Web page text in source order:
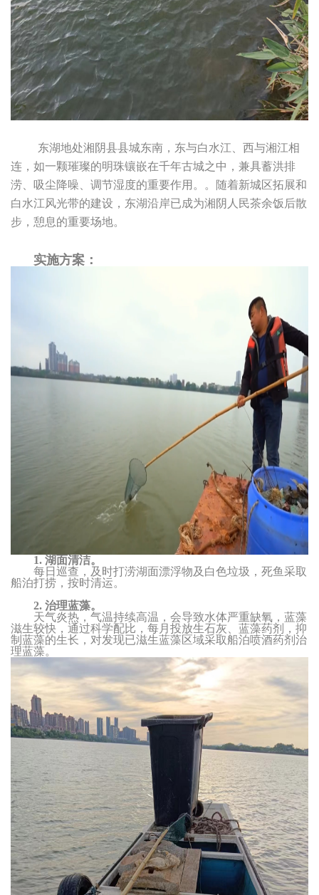
东湖地处湘阴县县城东南，东与白水江、西与湘江相
连，如一颗璀璨的明珠镶嵌在千年古城之中，兼具蓄洪排
涝、吸尘降噪、调节湿度的重要作用。。随着新城区拓展和
白水江风光带的建设，东湖沿岸已成为湘阴人民茶余饭后散
步，憩息的重要场地。
实施方案：
1. 湖面清洁。
每日巡查，及时打涝湖面漂浮物及白色垃圾，死鱼采取
船泊打捞，按时清运。
2. 治理蓝藻。
天气炎热，气温持续高温，会导致水体严重缺氧，蓝藻
滋生较快，通过科学配比，每月投放生石灰、蓝藻药剂，抑
制蓝藻的生长，对发现已滋生蓝藻区域采取船泊喷酒药剂治
理蓝藻。